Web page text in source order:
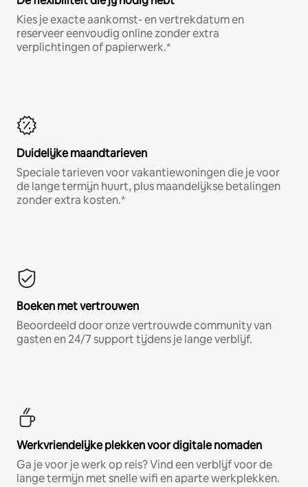
Kies je exacte aankomst- en vertrekdatum en
reserveer eenvoudig online zonder extra
verplichtingen of papierwerk.*
Duidelijke maandtarieven
Speciale tarieven voor vakantiewoningen die je voor
de lange termijn huurt, plus maandelijkse betalingen
zonder extra kosten.*
Boeken met vertrouwen
Beoordeeld door onze vertrouwde community van
gasten en 24/7 support tijdens je lange verblijf.
Werkvriendelijke plekken voor digitale nomaden
Ga je voor je werk op reis? Vind een verblijf voor de
lange termijn met snelle wifi en aparte werkplekken.